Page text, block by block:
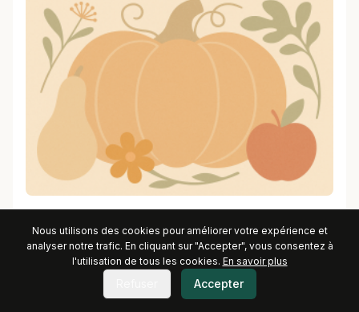
Nous utilisons des cookies pour améliorer votre expérience et
analyser notre trafic. En cliquant sur "Accepter", vous consentez à
l'utilisation de tous les cookies. En savoir plus
Accepter